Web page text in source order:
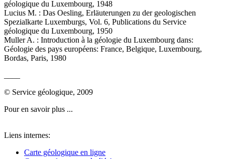
géologique du Luxembourg, 1948
Lucius M. : Das Oesling, Erläuterungen zu der geologischen
Spezialkarte Luxemburgs, Vol. 6, Publications du Service
géologique du Luxembourg, 1950
Muller A. : Introduction à la géologie du Luxembourg dans:
Géologie des pays européens: France, Belgique, Luxembourg,
Bordas, Paris, 1980
© Service géologique, 2009
Pour en savoir plus ...
Liens internes:
Carte géologique en ligne